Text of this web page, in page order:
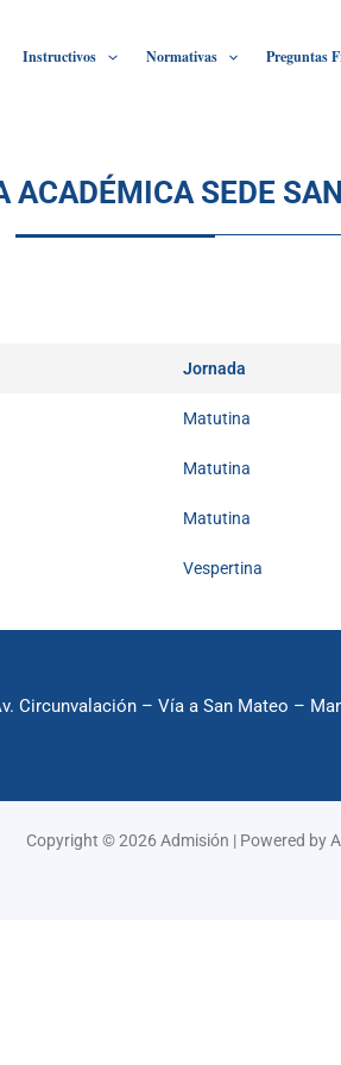
Instructivos Normativas Preguntas
ACADÉMICA SEDE
Jornada
Matutina
Matutina
Matutina
Vespertina
Circunvalación – Vía a San Mateo –
Copyright © 2026 Admisión | Powered by